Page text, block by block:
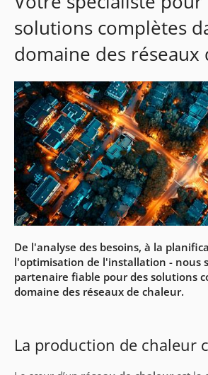
Chaudières industrielles
Chaufferies en conteneur
Accumulateurs
Primes & subventions
Sous-stations & stations
Sous-stations
Régulation et visualisation aqo360°
Stations d'appartements
Automatisation des bâtiments
électrique
Automatisations avec Siemens &
Construction d'armoires électriques
Service d'assistance
solutions complètes
domaine des réseaux
De l'analyse des besoins, à la
l'optimisation de l'installation - nous
partenaire fiable pour des solutions
domaine des réseaux de chaleur.
La production de chaleur